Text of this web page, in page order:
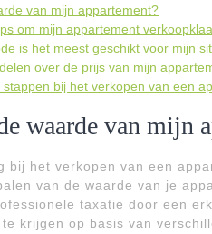
van mijn appartement?
om mijn appartement
is het meest geschikt voor mijn
over de prijs van mijn
stappen bij het verkopen van een
waarde van mijn
bij het verkopen van een
van de waarde van je
taxatie door een
krijgen op basis van